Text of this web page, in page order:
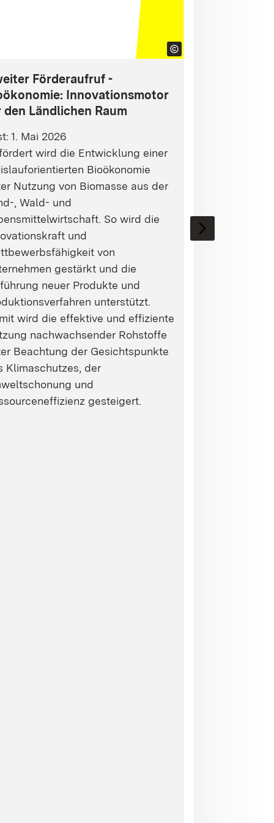
Förderaufruf -
Innovationsmotor
den Ländlichen Raum
1. Mai 2026
wird die Entwicklung einer
Bioökonomie
Nutzung von Biomasse aus der
, Wald- und
So wird die
und
von
gestärkt und die
neuer Produkte und
unterstützt.
wird die effektive und effiziente
nachwachsender Rohstoffe
Beachtung der Gesichtspunkte
Klimaschutzes, der
und
gesteigert.